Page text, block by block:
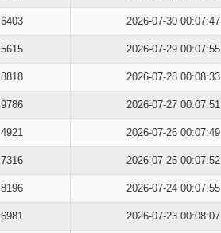
6403 2026-07-30 00:07:47
5615 2026-07-29 00:07:55
8818 2026-07-28 00:08:33
9786 2026-07-27 00:07:51
4921 2026-07-26 00:07:49
7316 2026-07-25 00:07:52
8196 2026-07-24 00:07:55
6981 2026-07-23 00:08:07